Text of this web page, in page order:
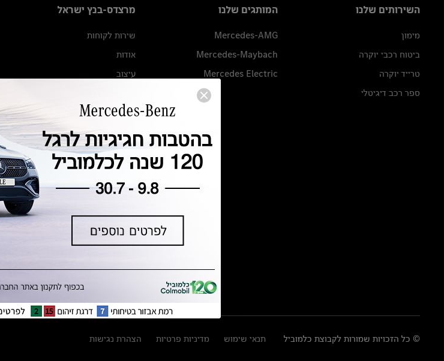
השירותים שלנו
מימון
ביטוח רכבי יוקרה
טרייד יוקרה
ספר רכב דיגיטלי
המותגים שלנו
Mercedes-AMG
Mercedes-Maybach
Mercedes Electric
מרצדס-בנץ ישראל
שירות לקוחות
אודות
עיצוב
מגזין מרצדס-בנץ
ספרי רכב מרצדס-בנץ
נתוני זיהום אוויר וצריכת דלק וחשמל
נתוני תווית צמיגים
מחירון חלפים
הודעה על הטבות לרכבי מרצדס בהסדר
© כל הזכויות שמורות לקבוצת כלמוביל תנאי שימוש מדיניות פרטיות הצהרת נגישות